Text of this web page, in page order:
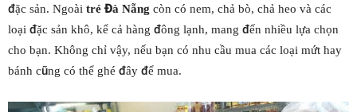
đặc sản. Ngoài tré Đà Nẵng còn có nem, chả bò, chả heo và các
loại đặc sản khô, kể cả hàng đông lạnh, mang đến nhiều lựa chọn
cho bạn. Không chỉ vậy, nếu bạn có nhu cầu mua các loại mứt hay
bánh cũng có thể ghé đây để mua.